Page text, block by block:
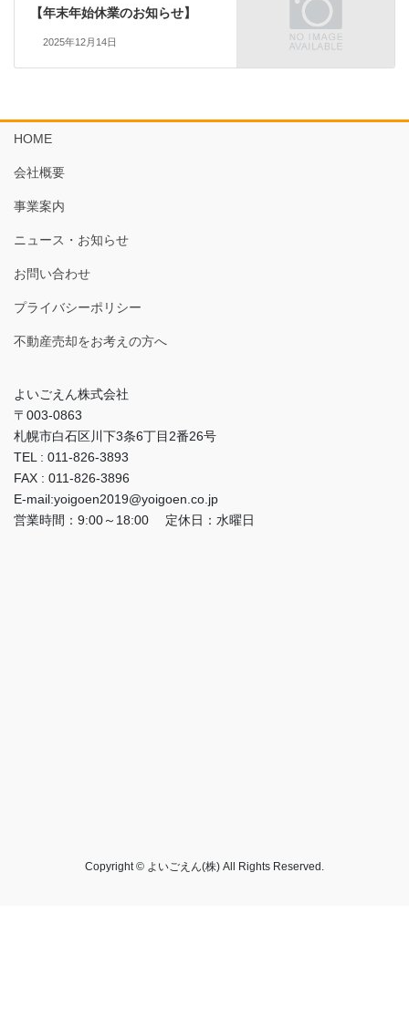
【年末年始休業のお知らせ】
2025年12月14日
HOME
会社概要
事業案内
ニュース・お知らせ
お問い合わせ
プライバシーポリシー
不動産売却をお考えの方へ
よいごえん株式会社
〒003-0863
札幌市白石区川下3条6丁目2番26号
TEL : 011-826-3893
FAX : 011-826-3896
E-mail:yoigoen2019@yoigoen.co.jp
営業時間：9:00～18:00 定休日：水曜日
Copyright © よいごえん(株) All Rights Reserved.